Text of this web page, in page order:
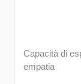
Capacità di
empatia